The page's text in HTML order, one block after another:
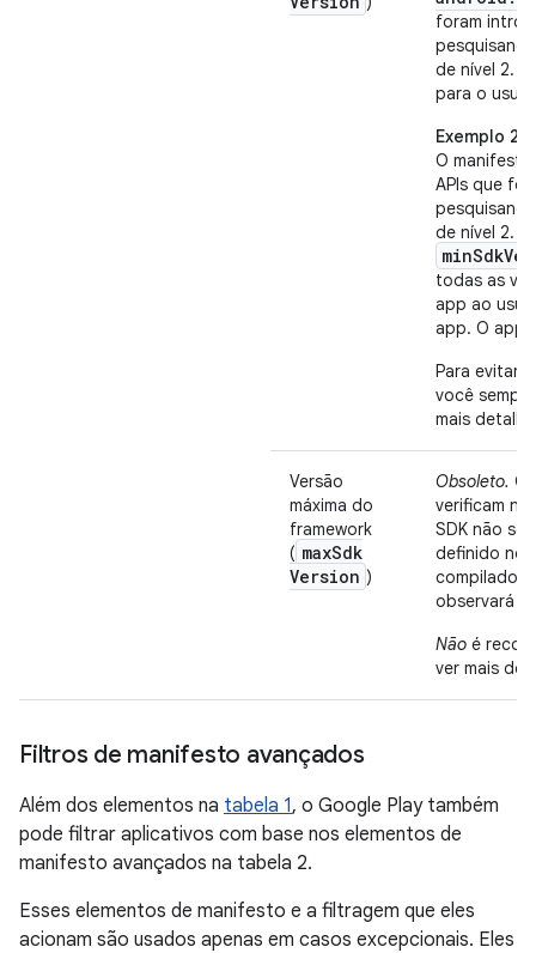
foram
de nível 2.
para o
Exemplo 2
O
APIs que
de nível 2.
todas as
app ao
app. O app
Para evitar
você
mais
Versão
máxima do
framework
( maxSdk
Version )
Obsoleto. O
verificam
SDK não
definido no
compilados
observará
Não é
ver mais
Filtros de manifesto avançados
Além dos elementos na tabela 1, o Google Play também
pode filtrar aplicativos com base nos elementos de
manifesto avançados na tabela 2.
Esses elementos de manifesto e a filtragem que eles
acionam são usados apenas em casos excepcionais. Eles